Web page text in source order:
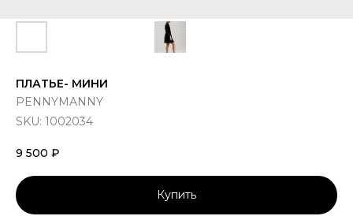
ПЛАТЬЕ- МИНИ
PENNYMANNY
SKU: 1002034
9 500 ₽
Купить